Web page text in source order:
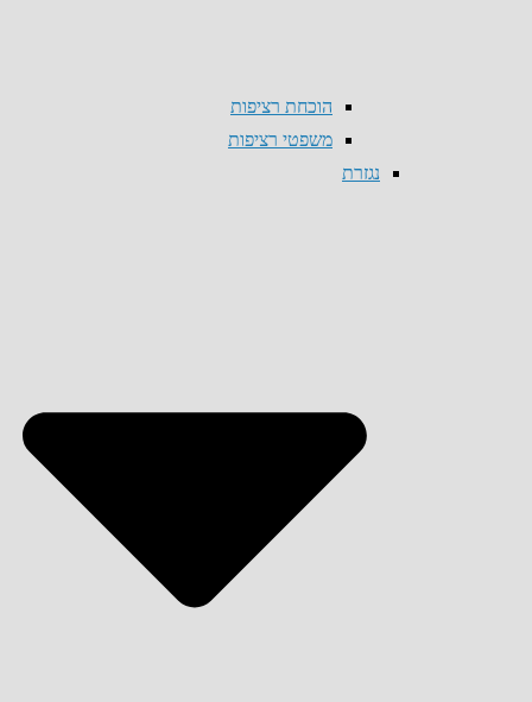
הוכחת רציפות
משפטי רציפות
נגזרת